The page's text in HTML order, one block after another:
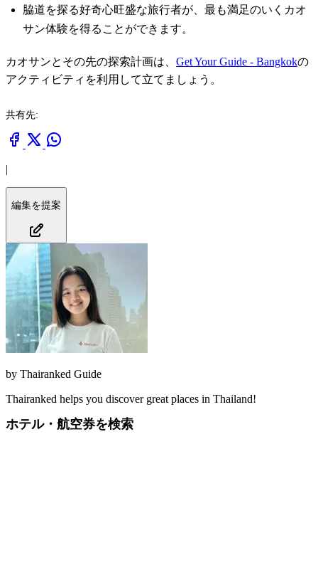
脇道を探る好奇心旺盛な旅行者が、最も満足のいくカオ
サン体験を得ることができます。
カオサンとその先の探索計画は、 Get Your Guide - Bangkokの
アクティビティを利用して立てましょう。
共有先:
|
編集を提案
by Thairanked Guide
Thairanked helps you discover great places in Thailand!
ホテル・航空券を検索